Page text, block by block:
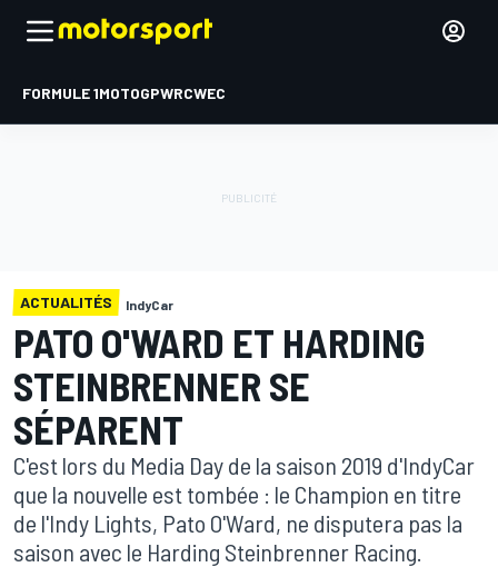
FORMULE 1MOTOGPWRCWEC
ACTUALITÉS IndyCar
PATO O'WARD ET HARDING
STEINBRENNER SE
SÉPARENT
C'est lors du Media Day de la saison 2019 d'IndyCar
que la nouvelle est tombée : le Champion en titre
de l'Indy Lights, Pato O'Ward, ne disputera pas la
saison avec le Harding Steinbrenner Racing.